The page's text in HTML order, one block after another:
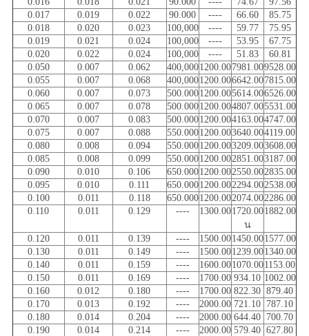
0.017
0.019 0.022 90.000 ---- 66.60
85.75
0.018
0.020 0.023 100,000 ---- 59.77
75.95
0.019
0.021 0.024 100,000 ---- 53.95
67.75
0.020
0.022 0.024 100,000 ---- 51.83
60.81
0.050
0.007 0.062 400,0001200.007981.009528.00
0.055
0.007 0.068 400,0001200.006642.007815.00
0.060
0.007 0.073 500.0001200.005614.006526.00
0.065
0.007 0.078 500.0001200.004807.005531.00
0.070
0.007 0.083 500.0001200.004163.004747.00
0.075
0.007 0.088 550.0001200.003640.004119.00
0.080
0.008 0.094 550.0001200.003209.003608.00
0.085
0.008 0.099 550.0001200.002851.003187.00
0.090
0.010 0.106 650.0001200.002550.002835.00
0.095
0.010 0.111 650.0001200.002294.002538.00
0.100
0.011 0.118 650.0001200.002074.002286.00
0.110
0.011 0.129 ---- 1300.001720.00
น
1882.00
0.120 0.011 0.139 ---- 1500.001450.001577.00
0.130
0.011 0.149 ---- 1500.001239.001340.00
0.140
0.011 0.159 ---- 1600.001070.001153.00
0.150
0.011 0.169 ---- 1700.00 934.10 1002.00
0.160
0.012 0.180 ---- 1700.00 822.30 879.40
0.170
0.013 0.192 ---- 2000.00 721.10 787.10
0.180
0.014 0.204 ---- 2000.00 644.40 700.70
0.190
0.014 0.214 ---- 2000.00 579.40 627.80